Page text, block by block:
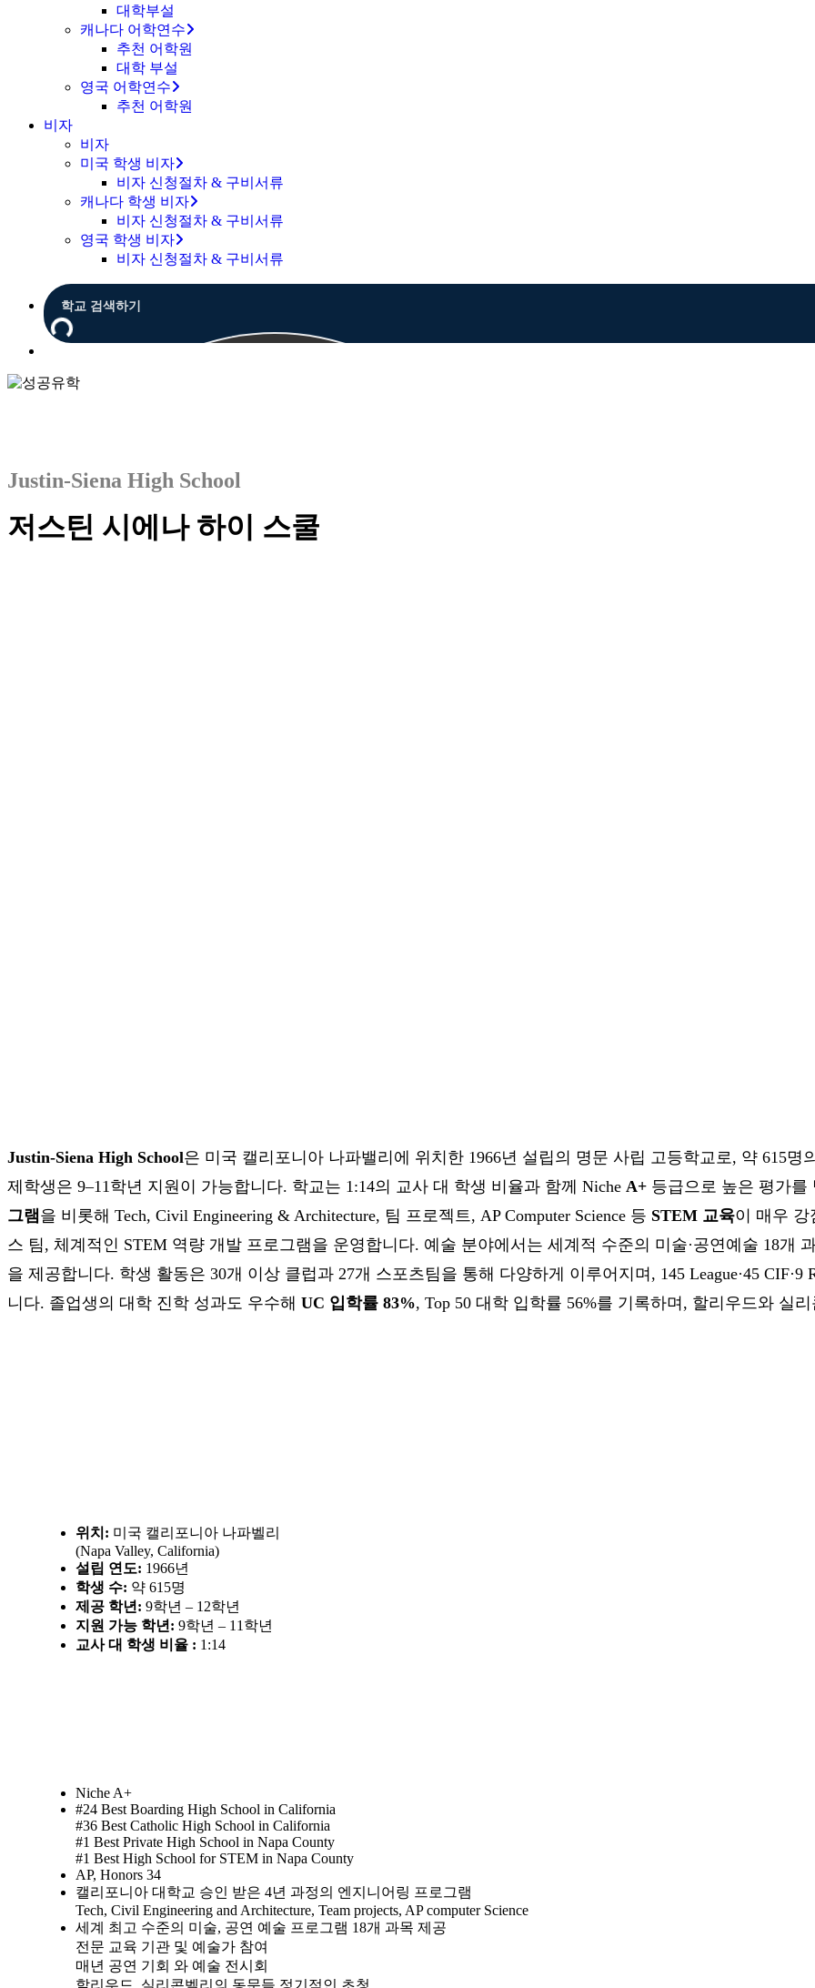
대학부설
캐나다 어학연수
추천 어학원
대학 부설
영국 어학연수
추천 어학원
비자
비자
미국 학생 비자
비자 신청절차 & 구비서류
캐나다 학생 비자
비자 신청절차 & 구비서류
영국 학생 비자
비자 신청절차 & 구비서류
Justin-Siena High School
저스틴 시에나 하이 스쿨
Justin-Siena High School은 미국 캘리포니아 나파밸리에 위치한 1966년 설립의 명문 사립 고등학교로, 약 615
제학생은 9–11학년 지원이 가능합니다. 학교는 1:14의 교사 대 학생 비율과 함께 Niche A+ 등급으로 높은 평가
그램을 비롯해 Tech, Civil Engineering & Architecture, 팀 프로젝트, AP Computer Science 등 STEM 교육이 매우
스 팀, 체계적인 STEM 역량 개발 프로그램을 운영합니다. 예술 분야에서는 세계적 수준의 미술·공연예술 18개
을 제공합니다. 학생 활동은 30개 이상 클럽과 27개 스포츠팀을 통해 다양하게 이루어지며, 145 League·45
니다. 졸업생의 대학 진학 성과도 우수해 UC 입학률 83%, Top 50 대학 입학률 56%를 기록하며, 할리우드와 실
위치: 미국 캘리포니아 나파벨리
(Napa Valley, California)
설립 연도: 1966년
학생 수: 약 615명
제공 학년: 9학년 – 12학년
지원 가능 학년: 9학년 – 11학년
교사 대 학생 비율 : 1:14
Niche A+
#24 Best Boarding High School in California
#36 Best Catholic High School in California
#1 Best Private High School in Napa County
#1 Best High School for STEM in Napa County
AP, Honors 34
캘리포니아 대학교 승인 받은 4년 과정의 엔지니어링 프로그램
Tech, Civil Engineering and Architecture, Team projects, AP computer Science
세계 최고 수준의 미술, 공연 예술 프로그램 18개 과목 제공
전문 교육 기관 및 예술가 참여
매년 공연 기회 와 예술 전시회